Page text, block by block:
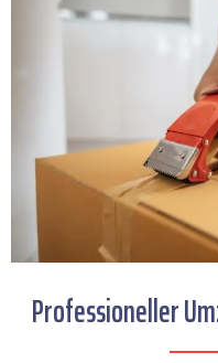
Professioneller